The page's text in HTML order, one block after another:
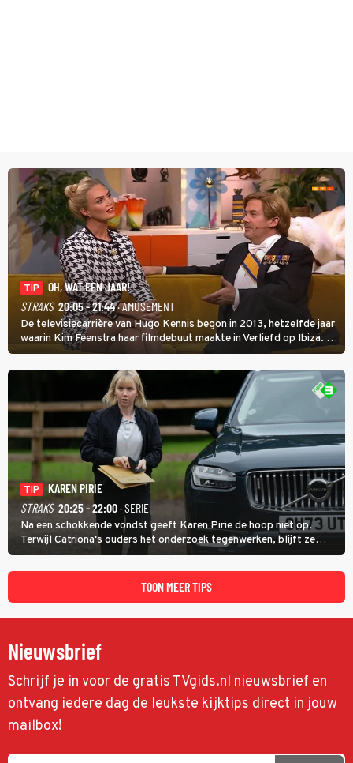
TIP
OH, WAT EEN JAAR!
STRAKS 20:05 - 21:44· AMUSEMENT
De televisiecarrière van Hugo Kennis begon in 2013, hetzelfde jaar
waarin Kim Feenstra haar filmdebuut maakte in Verliefd op Ibiza. In
Oh, Wat een Jaar! wordt duidelijk wat ze nog meer weten van het
jaar waarin ze allebei eindtwintigers waren.
TIP
KAREN PIRIE
STRAKS 20:25 - 22:00· SERIE
Na een schokkende vondst geeft Karen Pirie de hoop niet op.
Terwijl Catriona's ouders het onderzoek tegenwerken, blijft ze
speuren naar Adam. In deze slotaflevering van Karen Pirie leidt het
spoor via Frankrijk en Italië naar Malta.
TOON MEER TIPS
Nieuwsbrief
Schrijf je in voor de gratis TVgids.nl nieuwsbrief en
ontvang iedere dag de leukste kijktips direct in jouw
mailbox!